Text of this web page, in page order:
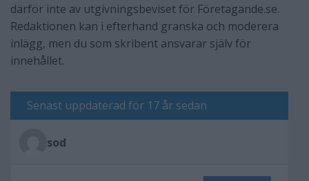
därför inte av utgivningsbeviset för Företagande.se.
Redaktionen kan i efterhand granska och moderera
inlägg, men du som skribent ansvarar själv för
innehållet.
Senast uppdaterad för 17 år sedan
sod